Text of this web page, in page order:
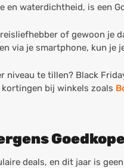
waterdichtheid, is een
of gewoon je
via je smartphone, kun je
niveau te tillen? Black
bij winkels zoals
deals, en dit jaar is